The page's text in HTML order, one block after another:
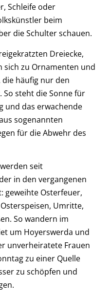
Schleife oder
beim
die Schulter schauen.
Dreiecke,
sich zu Ornamenten und
häufig nur den
steht die Sonne für
und das erwachende
sogenannten
für die Abwehr des
seit
in den vergangenen
geweihte Osterfeuer,
Umritte,
So wandern im
um Hoyerswerda und
unverheiratete Frauen
zu einer Quelle
zu schöpfen und